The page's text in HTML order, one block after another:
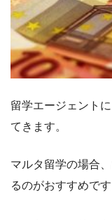
留学エージェント
てきます。
マルタ留学の場合
るのがおすすめです